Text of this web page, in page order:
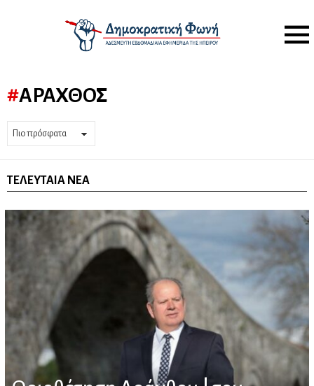
Menu
ΆΡΑΧΘΟΣ
ΤΕΛΕΥΤΑΊΑ ΝΈΑ